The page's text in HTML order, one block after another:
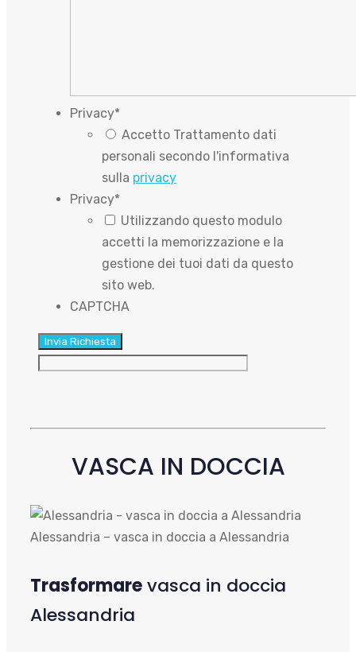
Privacy*
Accetto Trattamento dati
personali secondo l'informativa
sulla privacy
Privacy*
Utilizzando questo modulo
accetti la memorizzazione e la
gestione dei tuoi dati da questo
sito web.
CAPTCHA
VASCA IN DOCCIA
Alessandria – vasca in doccia a Alessandria
Trasformarevasca in doccia
Alessandria